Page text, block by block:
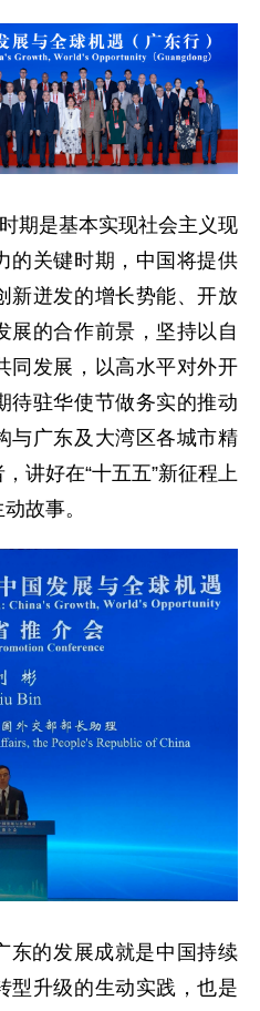
期是基本实现社会主义现
的关键时期，中国将提供
新迸发的增长势能、开放
展的合作前景，坚持以自
同发展，以高水平对外开
待驻华使节做务实的推动
与广东及大湾区各城市精
讲好在“十五五”新征程上
故事。
东的发展成就是中国持续
型升级的生动实践，也是